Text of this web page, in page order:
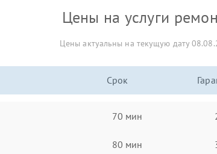
Цены на услуги
Цены актуальны на текущую дату
Срок
70 мин
80 мин